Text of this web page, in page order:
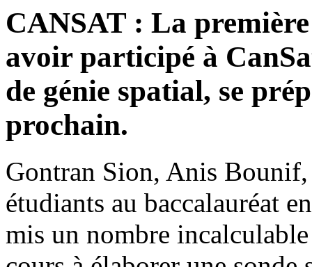
CANSAT : La
avoir participé à
de génie spatial, se
prochain.
Gontran Sion, Anis
étudiants au baccalauréat
mis un nombre incalculable